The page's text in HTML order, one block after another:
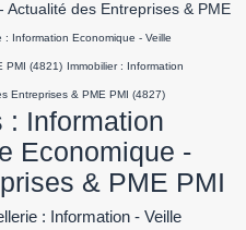
Actualité des Entreprises & PME
Information Economique - Veille
PMI (4821) Immobilier : Information
Entreprises & PME PMI (4827)
: Information
Economique -
& PME PMI
: Information - Veille